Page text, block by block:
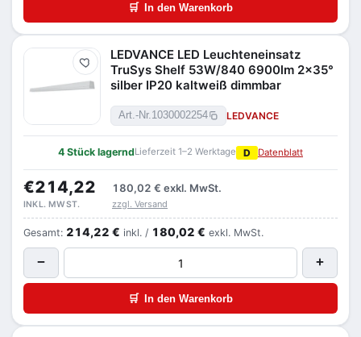
🛒 In den Warenkorb
Merken
LEDVANCE LED Leuchteneinsatz
TruSys Shelf 53W/840 6900lm 2x35°
silber IP20 kaltweiß dimmbar
Art.-Nr.1030002254 LEDVANCE
4 Stück lagerndLieferzeit 1–2 Werktage D Datenblatt
€214,22 180,02 € exkl. MwSt.
INKL. MWST. zzgl. Versand
Gesamt: 214,22 € inkl. / 180,02 € exkl. MwSt.
− +
🛒 In den Warenkorb